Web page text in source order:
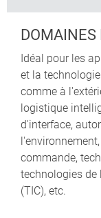
sans ce petit
d'une part une
anguleux grâce
d'autre part un
dont la face
technique et la
la lumière,
Martin
DOMAINES
Idéal pour les
et la
comme à
logistique
d'interface,
commande,
technologies
(TIC), etc.